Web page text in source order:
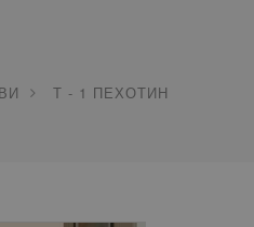
Т - 1 ПЕХОТИН